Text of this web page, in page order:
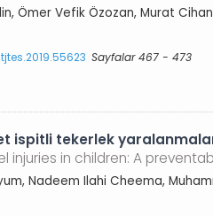
Ömer Vefik Özozan, Murat
Sayfalar 467 - 473
ispitli tekerlek
injuries in children: A
Nadeem Ilahi Cheema,